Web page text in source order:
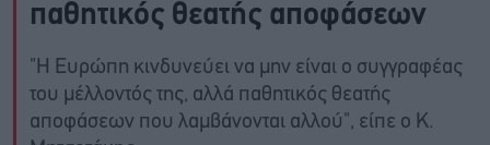
παθητικός θεατής αποφάσεων
"Η Ευρώπη κινδυνεύει να μην είναι ο συγγραφέας
του μέλλοντός της, αλλά παθητικός θεατής
αποφάσεων που λαμβάνονται αλλού", είπε ο Κ.